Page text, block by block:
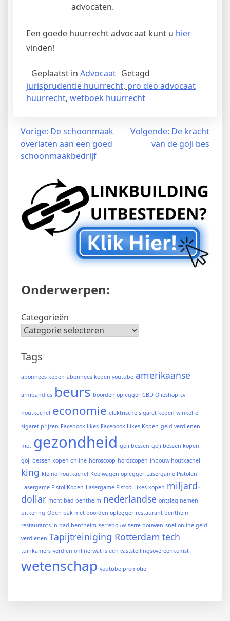
advocaten.
Een goede huurrecht advocaat kunt u hier
vinden!
Geplaatst in Advocaat Getagd
jurisprudentie huurrecht, pro deo advocaat
huurrecht, wetboek huurrecht
Bericht
navigatie
Vorige: De schoonmaak
overlaten aan een goed
schoonmaakbedrijf
Volgende: De kracht
van de goji bes
Onderwerpen:
Categorieën
Tags
abonnees kopen abonnees kopen youtube amerikaanse
armbandjes beurs boorden oplegger CBD Olieshop cv
houtkachel economie elektrische sigaret kopen winkel e
sigaret prijzen Facebook likes Facebook Likes Kopen geld verdienen
met gezondheid goji bessen goji bessen kopen
goji bessen kopen online horoscoop horoscopen inbouw houtkachel
king kleine houtkachel Koelwagen oplegger Lasergame Pistolen
Lasergame Pistol Kopen Lasergame Pistool likes kopen miljard-
dollar mont bad bentheim nederlandse ontslag nemen
uitkering Open bak met boorden oplegger restaurant bentheim
restaurants in bad bentheim serrebouw serre bouwen snel online geld
verdienen Tapijtreiniging Rotterdam tech
tuinkamers verdien online wat is een vaststellingsovereenkomst
wetenschap youtube promotie